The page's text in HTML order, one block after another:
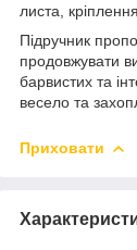
листа,
Підручник
продовжувати
барвистих та
весело та
Приховати